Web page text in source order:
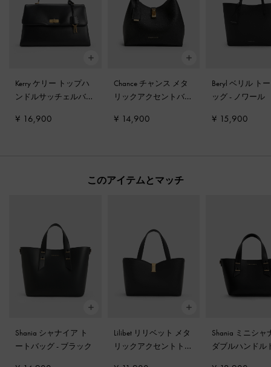
Kerry ケリー トップハ
ンドルサッチェルバッ
¥ 16,900
Chance チャンス メタ
リックアクセントバケ
¥ 14,900
Beryl ベリル ト
ッグ- ノワール
¥ 15,900
このアイテムとマッチ
Shania シャナイア ト
ートバッグ- ブラック
Lilibet リリベット メタ
リックアクセントトー
Shania ミニシャ
ダブルハンドル